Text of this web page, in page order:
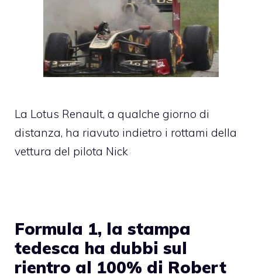
La Lotus Renault, a qualche giorno di
distanza, ha riavuto indietro i rottami della
vettura del pilota Nick
Formula 1, la stampa
tedesca ha dubbi sul
rientro al 100% di Robert